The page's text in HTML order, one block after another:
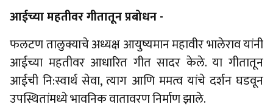
आईच्या महतीवर गीतातून प्रबोधन -
फलटण तालुक्याचे अध्यक्ष आयुष्यमान महावीर भालेराव यांनी
आईच्या महतीवर आधारित गीत सादर केले. या गीतातून
आईची नि:स्वार्थ सेवा, त्याग आणि ममत्व यांचे दर्शन घडवून
उपस्थितांमध्ये भावनिक वातावरण निर्माण झाले.